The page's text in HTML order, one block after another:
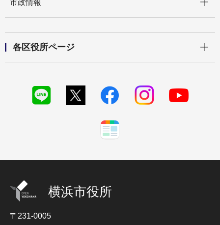
市政情報
各区役所ページ
横浜市役所
〒231-0005